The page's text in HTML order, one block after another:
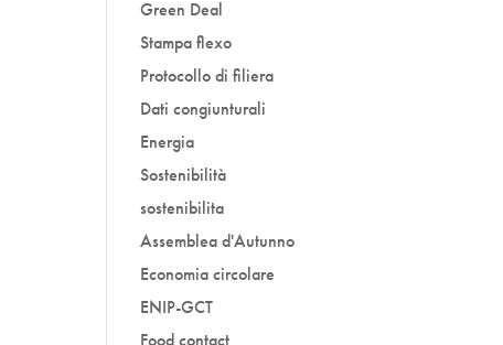
Green Deal
Stampa flexo
Protocollo di filiera
Dati congiunturali
Energia
Sostenibilità
sostenibilita
Assemblea d'Autunno
Economia circolare
ENIP-GCT
Food contact